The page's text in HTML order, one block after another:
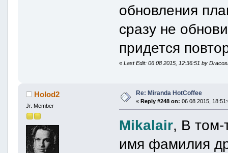
обновления
сразу не
придется
«Last Edit: 06 08 2015, 12:36:51 by
Holod2
Jr. Member
Re: Miranda HotCoffee
« Reply #248 on: 06 08 2015,
Mikalair, В том-
имя фамилия